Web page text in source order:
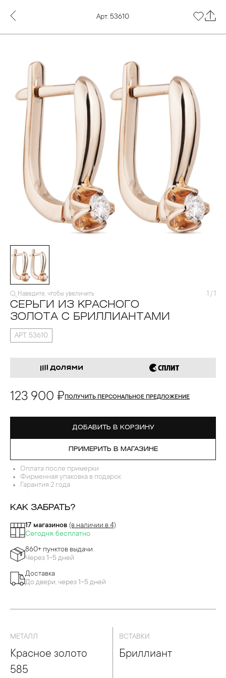
Арт. 53610
Наведите, чтобы увеличить 1 / 1
СЕРЬГИ ИЗ КРАСНОГО
ЗОЛОТА С БРИЛЛИАНТАМИ
АРТ. 53610
123 900 ₽ ПОЛУЧИТЬ ПЕРСОНАЛЬНОЕ ПРЕДЛОЖЕНИЕ
ДОБАВИТЬ В КОРЗИНУ
ПРИМЕРИТЬ В МАГАЗИНЕ
Оплата после примерки
Фирменная упаковка в подарок
Гарантия 2 года
КАК ЗАБРАТЬ?
17 магазинов (в наличии в 4)
Сегодня, бесплатно
860+ пунктов выдачи
Через 1-5 дней
Доставка
До двери, через 1-5 дней
МЕТАЛЛ
Красное золото
585
ВСТАВКИ
Бриллиант